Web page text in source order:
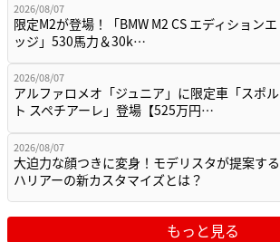
2026/08/07
限定M2が登場！「BMW M2 CS エディションエ
ッジ」530馬力＆30k…
2026/08/07
アルファロメオ「ジュニア」に限定車「スポル
ト スペチアーレ」登場【525万円…
2026/08/07
大迫力な顔つきに変身！モデリスタが提案する
ハリアーの新カスタマイズとは？
もっと見る